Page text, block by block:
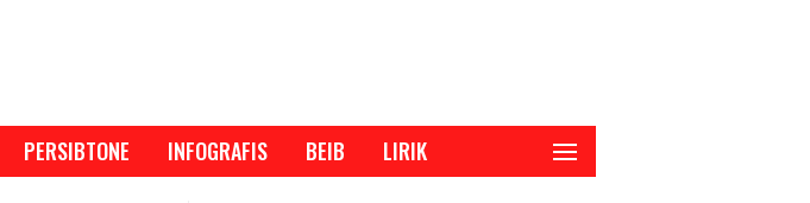
PERSIBTONE INFOGRAFIS BEIB LIRIK